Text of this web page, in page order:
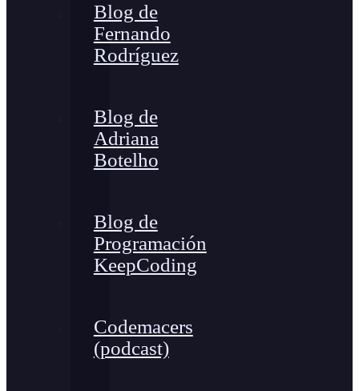
Blog de
Fernando
Rodríguez
Blog de
Adriana
Botelho
Blog de
Programación
KeepCoding
Codemacers
(podcast)